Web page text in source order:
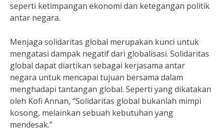
seperti ketimpangan ekonomi dan ketegangan politik
antar negara.
Menjaga solidaritas global merupakan kunci untuk
mengatasi dampak negatif dari globalisasi. Solidaritas
global dapat diartikan sebagai kerjasama antar
negara untuk mencapai tujuan bersama dalam
menghadapi tantangan global. Seperti yang dikatakan
oleh Kofi Annan, “Solidaritas global bukanlah mimpi
kosong, melainkan sebuah kebutuhan yang
mendesak.”